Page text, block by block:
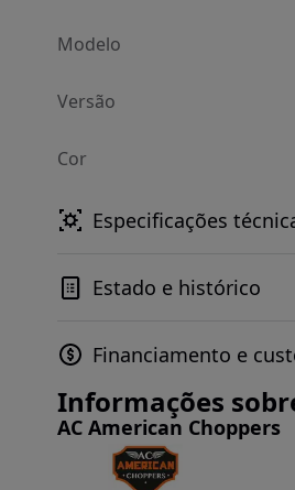
Modelo
Versão
Cor
Especificações
Estado e histórico
Financiamento e
Informações
AC American Choppers